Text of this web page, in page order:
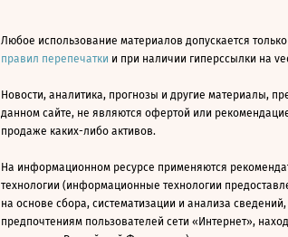
Любое использование материалов допускается
правил перепечатки и при наличии гиперссылки на
Новости, аналитика, прогнозы и другие материалы,
данном сайте, не являются офертой или
продаже каких-либо активов.
На информационном ресурсе применяются
технологии (информационные технологии
на основе сбора, систематизации и анализа
предпочтениям пользователей сети «Интернет»,